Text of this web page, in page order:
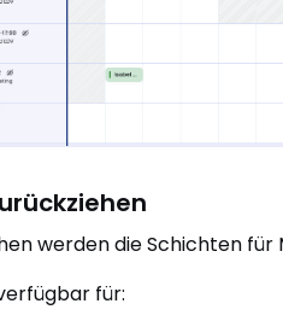
werden die Schichten
für: